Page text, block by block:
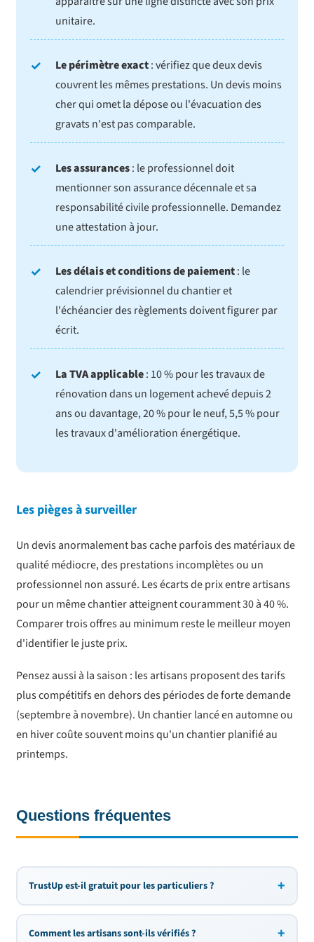
unitaire.
Le périmètre exact: vérifiez que deux devis
couvrent les mêmes prestations. Un devis moins
cher qui omet la dépose ou l'évacuation des
gravats n'est pas comparable.
Les assurances: le professionnel doit
mentionner son assurance décennale et sa
responsabilité civile professionnelle. Demandez
une attestation à jour.
Les délais et conditions de paiement: le
calendrier prévisionnel du chantier et
l'échéancier des règlements doivent figurer par
écrit.
La TVA applicable: 10 % pour les travaux de
rénovation dans un logement achevé depuis 2
ans ou davantage, 20 % pour le neuf, 5,5 % pour
les travaux d'amélioration énergétique.
Les pièges à surveiller
Un devis anormalement bas cache parfois des matériaux de
qualité médiocre, des prestations incomplètes ou un
professionnel non assuré. Les écarts de prix entre artisans
pour un même chantier atteignent couramment 30 à 40 %.
Comparer trois offres au minimum reste le meilleur moyen
d'identifier le juste prix.
Pensez aussi à la saison : les artisans proposent des tarifs
plus compétitifs en dehors des périodes de forte demande
(septembre à novembre). Un chantier lancé en automne ou
en hiver coûte souvent moins qu'un chantier planifié au
printemps.
Questions fréquentes
TrustUp est-il gratuit pour les particuliers ? +
Le service est gratuit pour les particuliers. TrustUp ne
Comment les artisans sont-ils vérifiés ? +